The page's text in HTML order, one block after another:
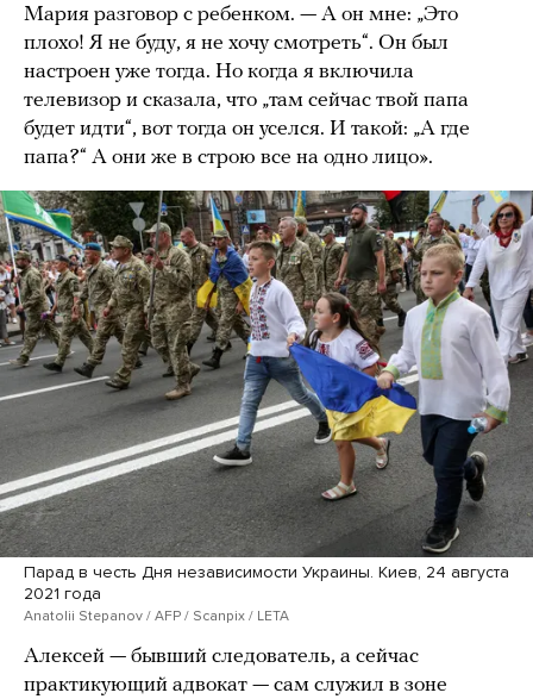
Мария разговор с ребенком. — А он мне: „Это
плохо! Я не буду, я не хочу смотреть“. Он был
настроен уже тогда. Но когда я включила
телевизор и сказала, что „там сейчас твой папа
будет идти“, вот тогда он уселся. И такой: „А где
папа?“ А они же в строю все на одно лицо».
Парад в честь Дня независимости Украины. Киев, 24 августа
2021 года
Anatolii Stepanov / AFP / Scanpix / LETA
Алексей — бывший следователь, а сейчас
практикующий адвокат — сам служил в зоне